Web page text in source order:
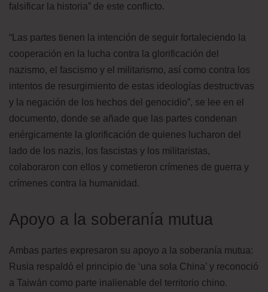
falsificar la historia” de este conflicto.
“Las partes tienen la intención de seguir fortaleciendo la
cooperación en la lucha contra la glorificación del
nazismo, el fascismo y el militarismo, así como contra los
intentos de resurgimiento de estas ideologías destructivas
y la negación de los hechos del genocidio”, se lee en el
documento, donde se añade que las partes condenan
enérgicamente la glorificación de quienes lucharon del
lado de los nazis, los fascistas y los militaristas,
colaboraron con ellos y cometieron crímenes de guerra y
crímenes contra la humanidad.
Apoyo a la soberanía mutua
Ambas partes expresaron su apoyo a la soberanía mutua:
Rusia respaldó el principio de ‘una sola China’ y reconoció
a Taiwán como parte inalienable del territorio chino.